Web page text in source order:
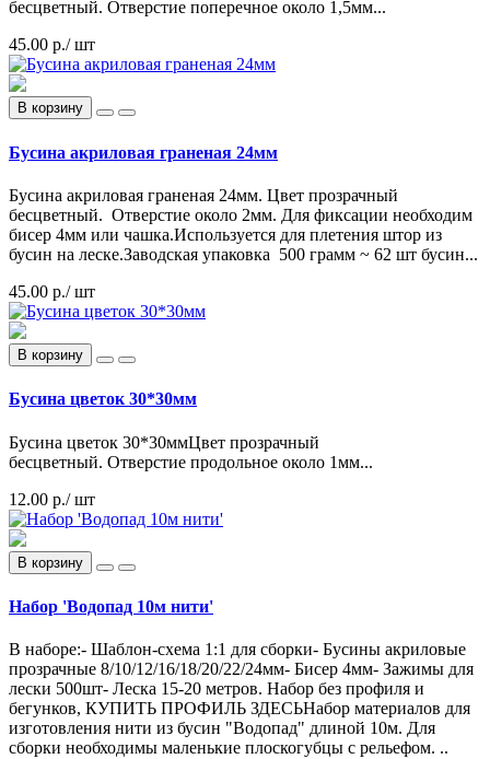
бесцветный. Отверстие поперечное около 1,5мм...
45.00 р./ шт
В корзину
Бусина акриловая граненая 24мм
Бусина акриловая граненая 24мм. Цвет прозрачный
бесцветный. Отверстие около 2мм. Для фиксации необходим
бисер 4мм или чашка.Используется для плетения штор из
бусин на леске.Заводская упаковка 500 грамм ~ 62 шт бусин...
45.00 р./ шт
В корзину
Бусина цветок 30*30мм
Бусина цветок 30*30ммЦвет прозрачный
бесцветный. Отверстие продольное около 1мм...
12.00 р./ шт
В корзину
Набор 'Водопад 10м нити'
В наборе:- Шаблон-схема 1:1 для сборки- Бусины акриловые
прозрачные 8/10/12/16/18/20/22/24мм- Бисер 4мм- Зажимы для
лески 500шт- Леска 15-20 метров. Набор без профиля и
бегунков, КУПИТЬ ПРОФИЛЬ ЗДЕСЬНабор материалов для
изготовления нити из бусин "Водопад" длиной 10м. Для
сборки необходимы маленькие плоскогубцы с рельефом. ..